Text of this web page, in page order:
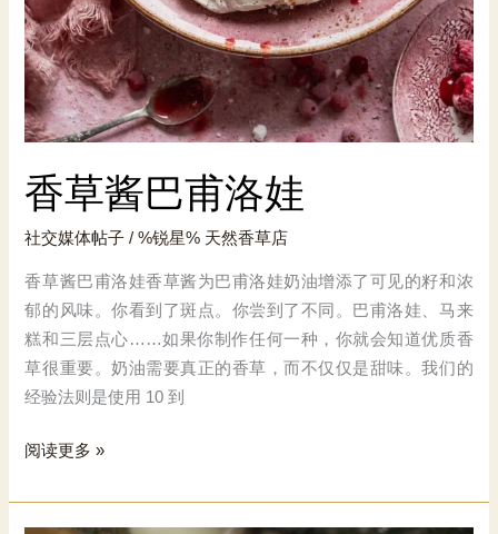
香草酱巴甫洛娃
社交媒体帖子 / %锐星% 天然香草店
香草酱巴甫洛娃香草酱为巴甫洛娃奶油增添了可见的籽和浓
郁的风味。你看到了斑点。你尝到了不同。巴甫洛娃、马来
糕和三层点心……如果你制作任何一种，你就会知道优质香
草很重要。奶油需要真正的香草，而不仅仅是甜味。我们的
经验法则是使用 10 到
香
酱
阅读更多 »